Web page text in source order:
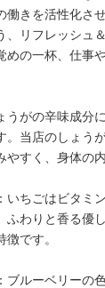
働きを活性化さ
、リフレッシュ
めの一杯、仕事
うがの辛味成分
。当店のしょう
やすく、身体の
いちごはビタミ
ふわりと香る優
です。
ブルーベリーの